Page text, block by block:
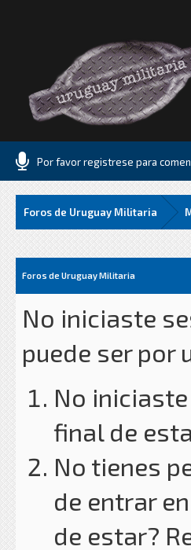
Por favor registrese para
Foros de Uruguay Militaria
Foros de Uruguay Militaria
No iniciaste
puede ser por
No
final de
No tienes
de entrar
de estar?